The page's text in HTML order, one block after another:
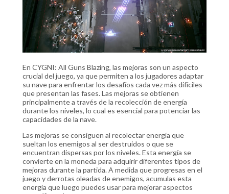
En CYGNI: All Guns Blazing, las mejoras son un aspecto
crucial del juego, ya que permiten a los jugadores adaptar
su nave para enfrentar los desafíos cada vez más difíciles
que presentan las fases. Las mejoras se obtienen
principalmente a través de la recolección de energía
durante los niveles, lo cual es esencial para potenciar las
capacidades de la nave.
Las mejoras se consiguen al recolectar energía que
sueltan los enemigos al ser destruidos o que se
encuentran dispersas por los niveles. Esta energía se
convierte en la moneda para adquirir diferentes tipos de
mejoras durante la partida. A medida que progresas en el
juego y derrotas oleadas de enemigos, acumulas esta
energía que luego puedes usar para mejorar aspectos